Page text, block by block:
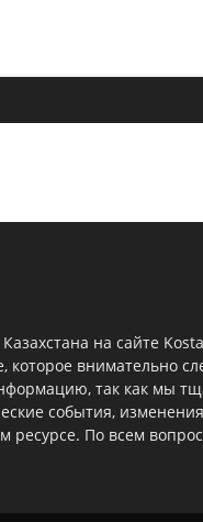
на сайте
которое внимательно
так как мы
события,
ресурсе. По всем